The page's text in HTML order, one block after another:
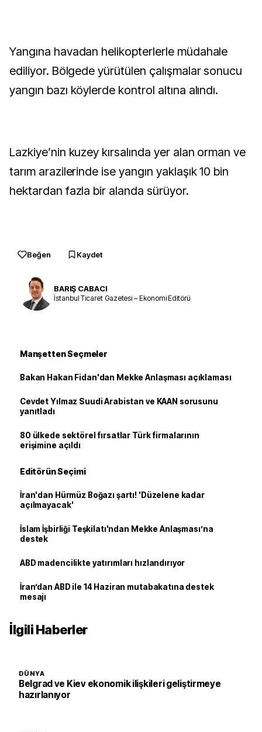
Yangına havadan helikopterlerle müdahale
ediliyor. Bölgede yürütülen çalışmalar sonucu
yangın bazı köylerde kontrol altına alındı.
Lazkiye’nin kuzey kırsalında yer alan orman ve
tarım arazilerinde ise yangın yaklaşık 10 bin
hektardan fazla bir alanda sürüyor.
Beğen Kaydet
BARIŞ CABACI
İstanbul Ticaret Gazetesi – Ekonomi Editörü
Manşetten Seçmeler
Bakan Hakan Fidan'dan Mekke Anlaşması açıklaması
Cevdet Yılmaz Suudi Arabistan ve KAAN sorusunu
yanıtladı
80 ülkede sektörel fırsatlar Türk firmalarının
erişimine açıldı
Editörün Seçimi
İran'dan Hürmüz Boğazı şartı! 'Düzelene kadar
açılmayacak'
İslam İşbirliği Teşkilatı'ndan Mekke Anlaşması’na
destek
ABD madencilikte yatırımları hızlandırıyor
İran’dan ABD ile 14 Haziran mutabakatına destek
mesajı
İlgili Haberler
DÜNYA
Belgrad ve Kiev ekonomik ilişkileri geliştirmeye
hazırlanıyor